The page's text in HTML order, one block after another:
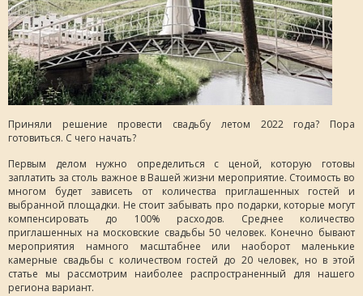
Приняли решение провести свадьбу летом 2022 года? Пора
готовиться. С чего начать?
Первым делом нужно определиться с ценой, которую готовы
заплатить за столь важное в Вашей жизни мероприятие. Стоимость во
многом будет зависеть от количества приглашенных гостей и
выбранной площадки. Не стоит забывать про подарки, которые могут
компенсировать до 100% расходов. Среднее количество
приглашенных на московские свадьбы 50 человек. Конечно бывают
мероприятия намного масштабнее или наоборот маленькие
камерные свадьбы с количеством гостей до 20 человек, но в этой
статье мы рассмотрим наиболее распространенный для нашего
региона вариант.